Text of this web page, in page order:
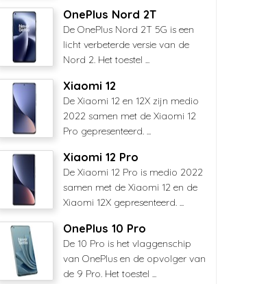
OnePlus Nord 2T
De OnePlus Nord 2T 5G is een
licht verbeterde versie van de
Nord 2. Het toestel ...
Xiaomi 12
De Xiaomi 12 en 12X zijn medio
2022 samen met de Xiaomi 12
Pro gepresenteerd. ...
Xiaomi 12 Pro
De Xiaomi 12 Pro is medio 2022
samen met de Xiaomi 12 en de
Xiaomi 12X gepresenteerd. ...
OnePlus 10 Pro
De 10 Pro is het vlaggenschip
van OnePlus en de opvolger van
de 9 Pro. Het toestel ...